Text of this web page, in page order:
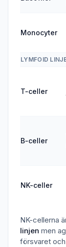
Monocyter
LYMFOID
T-celler
B-celler
NK-celler
NK-cellerna
linjen men
försvaret